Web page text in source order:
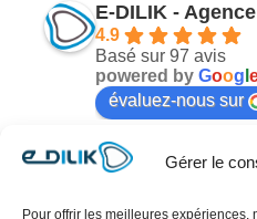
Gérer le
Pour offrir les meilleures
E-DILIK -
4.9
Basé sur 97 avis
powered by Goog
évaluez-nous sur